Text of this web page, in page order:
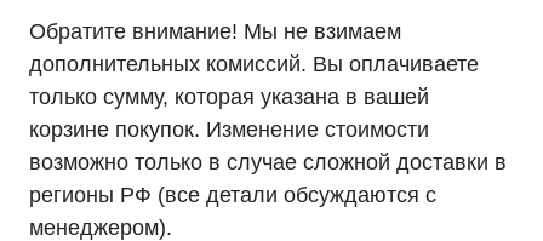
Обратите внимание! Мы не взимаем
дополнительных комиссий. Вы оплачиваете
только сумму, которая указана в вашей
корзине покупок. Изменение стоимости
возможно только в случае сложной доставки в
регионы РФ (все детали обсуждаются с
менеджером).
дилером «HIDEN"
Оставьте заявку на подбор ИБП
и наши менеджеры помогут вам
подобрать подходящий вариант
Оставить заявку